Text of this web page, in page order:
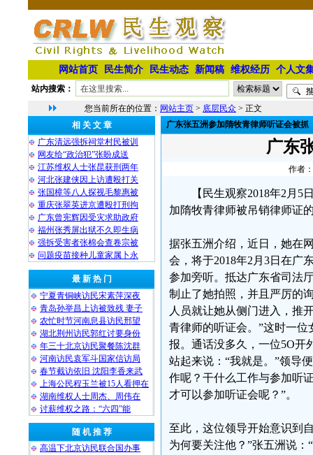
网站首页 民生简介 民生动态 新闻稿 维权经历 个人文
站内搜索：
您当前所在的位置： 网站主页 > 底层民众 > 正文
相 关 文 章
广东清远强拆祠堂村民被训
网友给“政治犯”张盼成送
江苏维权人士张昆获刑两年
河北张建侠因上访遭殴打关
张国樟等八人探视毛黎惠被
重庆张翠英进京遭殴打刑拘
广东曾宪辉因受灾求助政府
福州张秀屏出狱不久即生病
强拆受害者张棉会查卷宗被
问题疫苗接种儿童家属卜永
最 新 热 门
宁夏青铜峡访民宋素萍深夜
青岛孙举昌上访被致残 妻子
农忙时节河南息县访民邢望
湖北荆州访民郭红讨要身份
年三十北京访民聚餐陈沈群
河南访民袁军斗国家信访局
春节截访依旧 沈阳李香来武
上海公民程玉兰被15人看押在
湖南维权人士周杰、周伟在
讨薪维权之路：“六四”能
随 机 推 荐
高温下北京访民联合国办事
广东张五洲参加隋牧青律师听证会被抓
广东
作者
【民生观察2018年2月
加隋牧青律师被吊销律师证
据张五洲介绍，近日，她在
会，将于2018年2月3日在广
参加旁听。抵达广东省司法
制止了她拍照，并且严厉的
人员就让她从侧门进入，推
青律师的听证会。”这时一
报。通话没多久，一位5O开
站起来说：“我就是。”领导
作呢？干什么工作与参加听
才可以参加听证会呢？”。
至此，这位领导开始意识到
为何要关注他？”张五洲说